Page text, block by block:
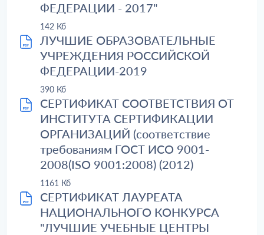
ФЕДЕРАЦИИ - 2017"
142 Кб
ЛУЧШИЕ ОБРАЗОВАТЕЛЬНЫЕ
УЧРЕЖДЕНИЯ РОССИЙСКОЙ
ФЕДЕРАЦИИ-2019
390 Кб
СЕРТИФИКАТ СООТВЕТСТВИЯ ОТ
ИНСТИТУТА СЕРТИФИКАЦИИ
ОРГАНИЗАЦИЙ (cоответствие
требованиям ГОСТ ИСО 9001-
2008(ISO 9001:2008) (2012)
1161 Кб
СЕРТИФИКАТ ЛАУРЕАТА
НАЦИОНАЛЬНОГО КОНКУРСА
"ЛУЧШИЕ УЧЕБНЫЕ ЦЕНТРЫ